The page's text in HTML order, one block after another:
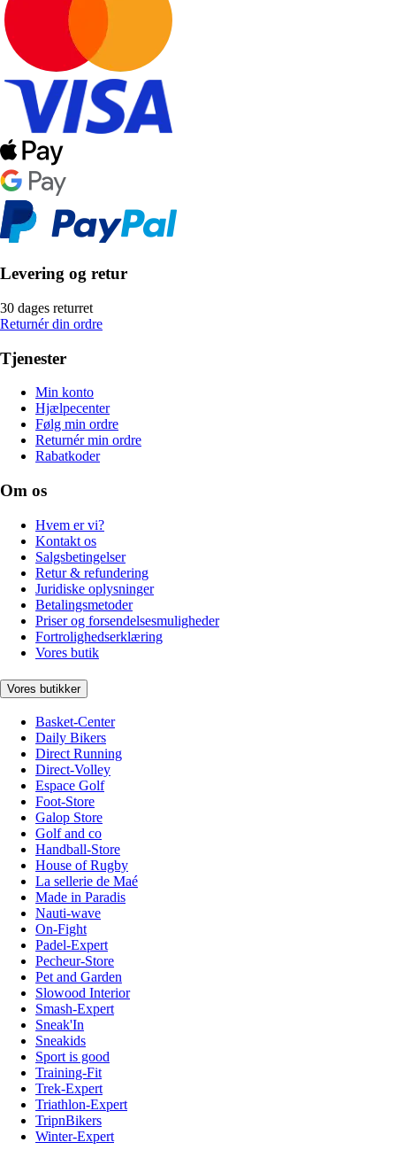
Levering og retur
30 dages returret
Returnér din ordre
Tjenester
Min konto
Hjælpecenter
Følg min ordre
Returnér min ordre
Rabatkoder
Om os
Hvem er vi?
Kontakt os
Salgsbetingelser
Retur & refundering
Juridiske oplysninger
Betalingsmetoder
Priser og forsendelsesmuligheder
Fortrolighedserklæring
Vores butik
Vores butikker
Basket-Center
Daily Bikers
Direct Running
Direct-Volley
Espace Golf
Foot-Store
Galop Store
Golf and co
Handball-Store
House of Rugby
La sellerie de Maé
Made in Paradis
Nauti-wave
On-Fight
Padel-Expert
Pecheur-Store
Pet and Garden
Slowood Interior
Smash-Expert
Sneak'In
Sneakids
Sport is good
Training-Fit
Trek-Expert
Triathlon-Expert
TripnBikers
Winter-Expert